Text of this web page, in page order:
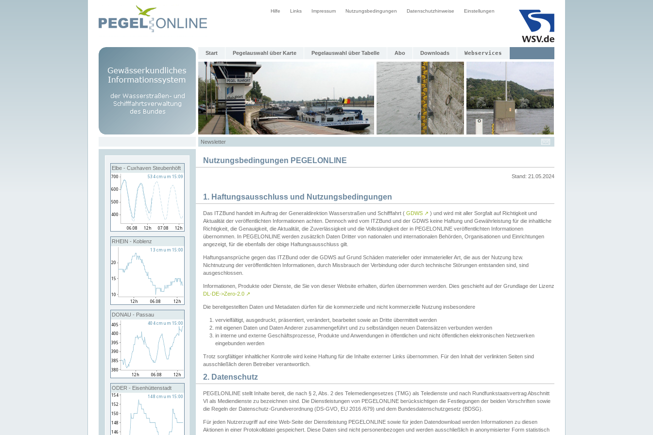
Hilfe Links Impressum Nutzungsbedingungen Datenschutzhinweise Einstellungen
Start Pegelauswahl über Karte Pegelauswahl über Tabelle Abo Downloads Webservices
Newsletter
Elbe - Cuxhaven Steubenhöft
RHEIN - Koblenz
DONAU - Passau
ODER - Eisenhüttenstadt
Nutzungsbedingungen PEGELONLINE
Stand: 21.05.2024
1. Haftungsausschluss und Nutzungsbedingungen
Das ITZBund handelt im Auftrag der Generaldirektion Wasserstraßen und Schifffahrt ( GDWS ↗ ) und wird mit aller Sorgfalt auf Richtigkeit und
Aktualität der veröffentlichten Informationen achten. Dennoch wird vom ITZBund und der GDWS keine Haftung und Gewährleistung für die inhaltliche
Richtigkeit, die Genauigkeit, die Aktualität, die Zuverlässigkeit und die Vollständigkeit der in PEGELONLINE veröffentlichten Informationen
übernommen. In PEGELONLINE werden zusätzlich Daten Dritter von nationalen und internationalen Behörden, Organisationen und Einrichtungen
angezeigt, für die ebenfalls der obige Haftungsausschluss gilt.
Haftungsansprüche gegen das ITZBund oder die GDWS auf Grund Schäden materieller oder immaterieller Art, die aus der Nutzung bzw.
Nichtnutzung der veröffentlichten Informationen, durch Missbrauch der Verbindung oder durch technische Störungen entstanden sind, sind
ausgeschlossen.
Informationen, Produkte oder Dienste, die Sie von dieser Website erhalten, dürfen übernommen werden. Dies geschieht auf der Grundlage der Lizenz
DL-DE->Zero-2.0 ↗
Die bereitgestellten Daten und Metadaten dürfen für die kommerzielle und nicht kommerzielle Nutzung insbesondere
vervielfältigt, ausgedruckt, präsentiert, verändert, bearbeitet sowie an Dritte übermittelt werden
mit eigenen Daten und Daten Anderer zusammengeführt und zu selbständigen neuen Datensätzen verbunden werden
in interne und externe Geschäftsprozesse, Produkte und Anwendungen in öffentlichen und nicht öffentlichen elektronischen Netzwerken
eingebunden werden
Trotz sorgfältiger inhaltlicher Kontrolle wird keine Haftung für die Inhalte externer Links übernommen. Für den Inhalt der verlinkten Seiten sind
ausschließlich deren Betreiber verantwortlich.
2. Datenschutz
PEGELONLINE stellt Inhalte bereit, die nach § 2, Abs. 2 des Telemediengesetzes (TMG) als Teledienste und nach Rundfunkstaatsvertrag Abschnitt
VI als Mediendienste zu bezeichnen sind. Die Dienstleistungen von PEGELONLINE berücksichtigen die Festlegungen der beiden Vorschriften sowie
die Regeln der Datenschutz-Grundverordnung (DS-GVO, EU 2016 /679) und dem Bundesdatenschutzgesetz (BDSG).
Für jeden Nutzerzugriff auf eine Web-Seite der Dienstleistung PEGELONLINE sowie für jeden Datendownload werden Informationen zu diesen
Aktionen in einer Protokolldatei gespeichert. Diese Daten sind nicht personenbezogen und werden ausschließlich in anonymisierter Form statistisch